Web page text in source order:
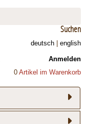
Suchen
deutsch english
Anmelden
0 Artikel im Warenkorb